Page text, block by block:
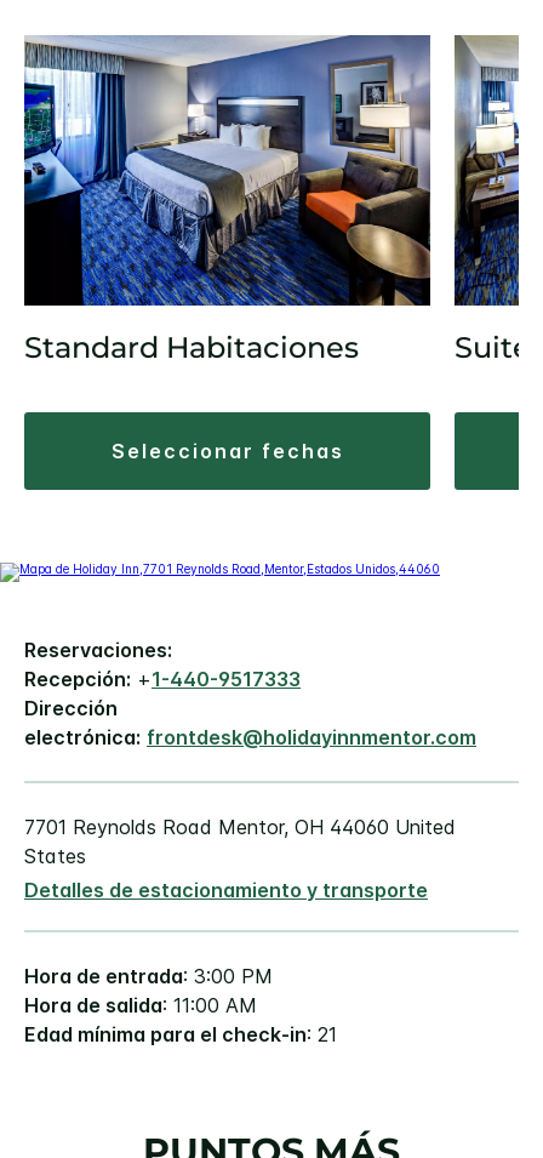
Standard Habitaciones
seleccionar fechas
Suite
Reservaciones:
Recepción: +1-440-9517333
Dirección
electrónica: frontdesk@holidayinnmentor.com
7701 Reynolds Road Mentor, OH 44060 United
States
Detalles de estacionamiento y transporte
Hora de entrada: 3:00 PM
Hora de salida: 11:00 AM
Edad mínima para el check-in: 21